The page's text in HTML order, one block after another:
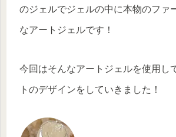
のジェルでジェルの中に本物のファ
なアートジェルです！
今回はそんなアートジェルを使用し
トのデザインをしていきました！